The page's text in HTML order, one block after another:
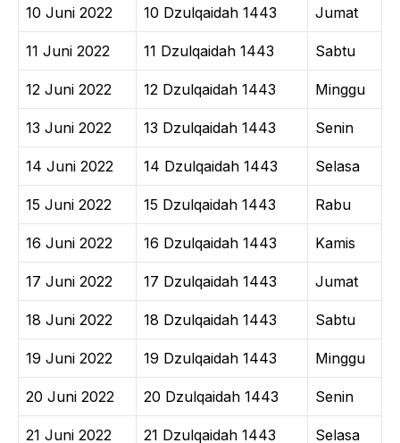
10 Juni 2022 10 Dzulqaidah 1443 Jumat
11 Juni 2022 11 Dzulqaidah 1443 Sabtu
12 Juni 2022 12 Dzulqaidah 1443 Minggu
13 Juni 2022 13 Dzulqaidah 1443 Senin
14 Juni 2022 14 Dzulqaidah 1443 Selasa
15 Juni 2022 15 Dzulqaidah 1443 Rabu
16 Juni 2022 16 Dzulqaidah 1443 Kamis
17 Juni 2022 17 Dzulqaidah 1443 Jumat
18 Juni 2022 18 Dzulqaidah 1443 Sabtu
19 Juni 2022 19 Dzulqaidah 1443 Minggu
20 Juni 2022 20 Dzulqaidah 1443 Senin
21 Juni 2022 21 Dzulqaidah 1443 Selasa